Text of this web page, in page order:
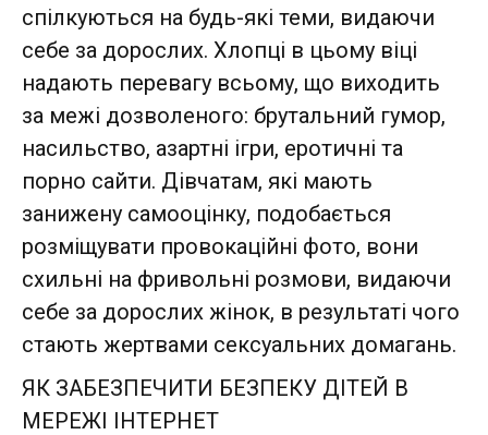
спілкуються на будь-які теми, видаючи
себе за дорослих. Хлопці в цьому віці
надають перевагу всьому, що виходить
за межі дозволеного: брутальний гумор,
насильство, азартні ігри, еротичні та
порно сайти. Дівчатам, які мають
занижену самооцінку, подобається
розміщувати провокаційні фото, вони
схильні на фривольні розмови, видаючи
себе за дорослих жінок, в результаті чого
стають жертвами сексуальних домагань.
ЯК ЗАБЕЗПЕЧИТИ БЕЗПЕКУ ДІТЕЙ В
МЕРЕЖІ ІНТЕРНЕТ